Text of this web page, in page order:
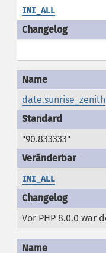
INI_ALL
date.sunrise_zenith
"90.833333"
INI_ALL
Vor PHP 8.0.0 war